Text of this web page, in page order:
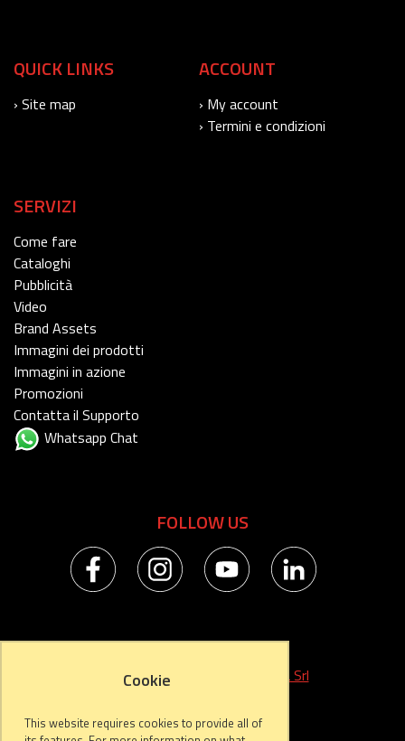
Cookie
This website requires cookies to provide all of
QUICK LINKS
› Site map
ACCOUNT
› My account
› Termini e condizioni
SERVIZI
Come fare
Cataloghi
Pubblicità
Video
Brand Assets
Immagini dei prodotti
Immagini in azione
Promozioni
Contatta il Supporto
Whatsapp Chat
FOLLOW US
Developed by Start Informatica Srl